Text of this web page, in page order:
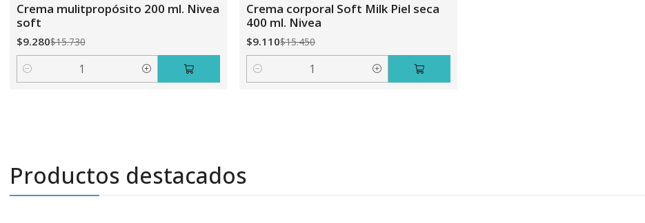
Crema mulitpropósito 200 ml. Nivea
soft
$9.280$15.730
Cantidad
Crema corporal Soft Milk Piel seca
400 ml. Nivea
$9.110$15.450
Cantidad
Productos destacados